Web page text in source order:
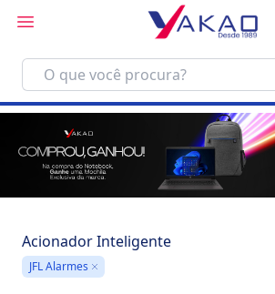
Acionador Inteligente
JFL Alarmes Remove